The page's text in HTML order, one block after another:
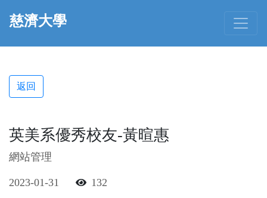
慈濟大學
返回
英美系優秀校友-黃暄惠
網站管理
2023-01-31 132